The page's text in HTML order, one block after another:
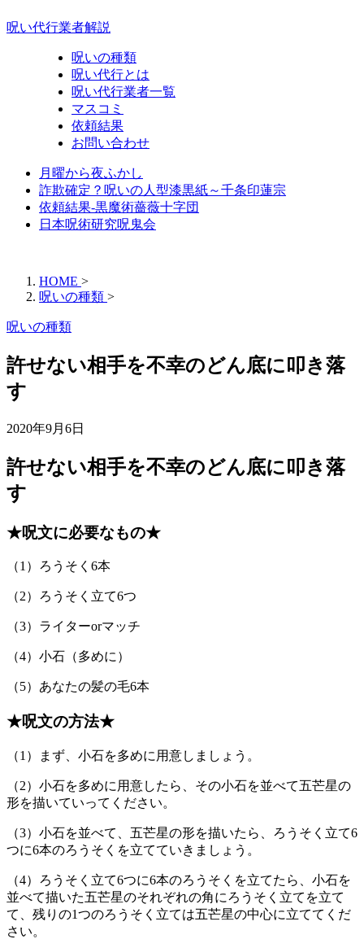
呪い代行業者解説
呪いの種類
呪い代行とは
呪い代行業者一覧
マスコミ
依頼結果
お問い合わせ
月曜から夜ふかし
詐欺確定？呪いの人型漆黒紙～千条印蓮宗
依頼結果-黒魔術薔薇十字団
日本呪術研究呪鬼会
HOME >
呪いの種類 >
呪いの種類
許せない相手を不幸のどん底に叩き落
す
2020年9月6日
許せない相手を不幸のどん底に叩き落
す
★呪文に必要なもの★
（1）ろうそく6本
（2）ろうそく立て6つ
（3）ライターorマッチ
（4）小石（多めに）
（5）あなたの髪の毛6本
★呪文の方法★
（1）まず、小石を多めに用意しましょう。
（2）小石を多めに用意したら、その小石を並べて五芒星の
形を描いていってください。
（3）小石を並べて、五芒星の形を描いたら、ろうそく立て6
つに6本のろうそくを立てていきましょう。
（4）ろうそく立て6つに6本のろうそくを立てたら、小石を
並べて描いた五芒星のそれぞれの角にろうそく立てを立て
て、残りの1つのろうそく立ては五芒星の中心に立ててくだ
さい。